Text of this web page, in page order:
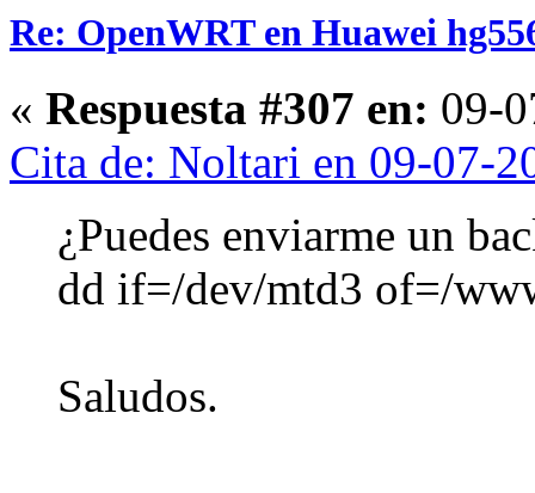
Re: OpenWRT en Huawei
« Respuesta #307 en: 09-
Cita de: Noltari en 09-07-
¿Puedes enviarme un
dd if=/dev/mtd3 of=/
Saludos.